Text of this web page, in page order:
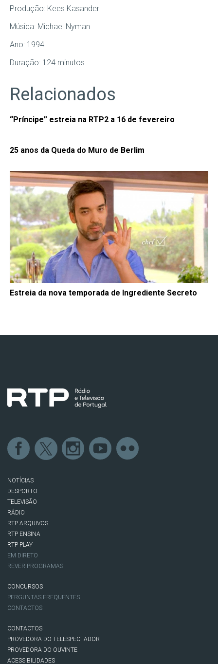
Produção: Kees Kasander
Música: Michael Nyman
Ano: 1994
Duração: 124 minutos
Relacionados
“Príncipe” estreia na RTP2 a 16 de fevereiro
25 anos da Queda do Muro de Berlim
Estreia da nova temporada de Ingrediente Secreto
NOTÍCIAS
DESPORTO
TELEVISÃO
RÁDIO
RTP ARQUIVOS
RTP ENSINA
RTP PLAY
EM DIRETO
REVER PROGRAMAS
CONCURSOS
PERGUNTAS FREQUENTES
CONTACTOS
CONTACTOS
PROVEDORA DO TELESPECTADOR
PROVEDORA DO OUVINTE
ACESSIBILIDADES